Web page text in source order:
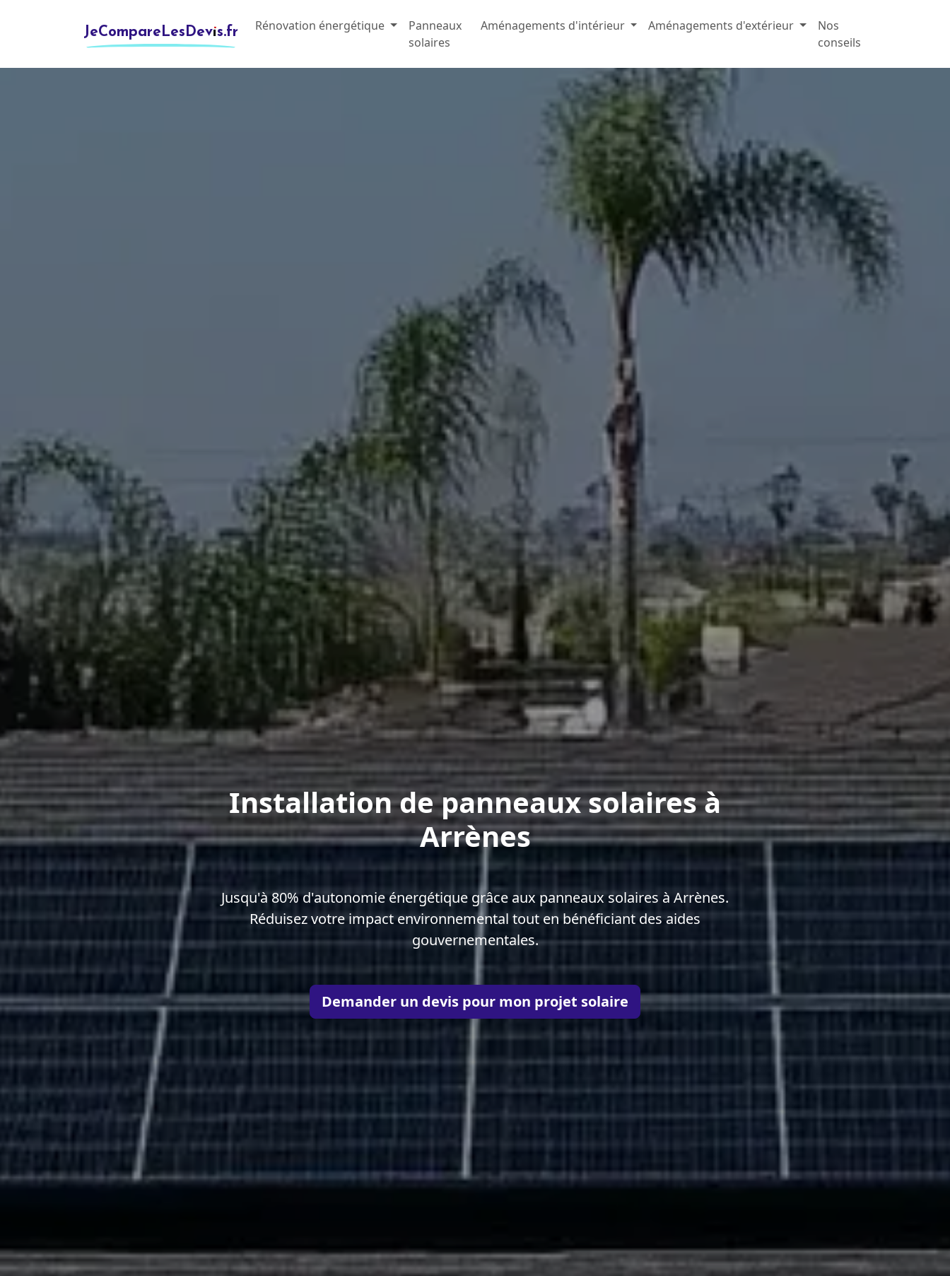
JeCompareLesDevis.fr Rénovation énergétique
Panneaux
solaires
Aménagements d'intérieur Aménagements d'extérieur
Nos
conseils
Installation de panneaux solaires à
Arrènes
Jusqu'à 80% d'autonomie énergétique grâce aux panneaux solaires à Arrènes.
Réduisez votre impact environnemental tout en bénéficiant des aides
gouvernementales.
Demander un devis pour mon projet solaire